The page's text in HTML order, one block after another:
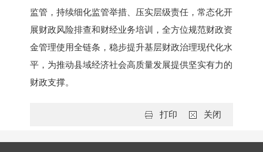
监管，持续细化监管举措、压实层级责任，常态化开
展财政风险排查和财经业务培训，全方位规范财政资
金管理使用全链条，稳步提升基层财政治理现代化水
平，为推动县域经济社会高质量发展提供坚实有力的
财政支撑。
关闭
打印